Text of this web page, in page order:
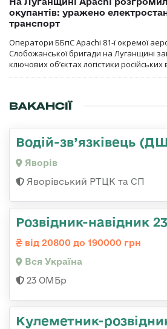
окупантів: уражено
транспорт
Оператори ББпС Apachi 81-ї окремої
Слобожанської бригади на Луганщині
ключових об’єктах логістики російських
ВАКАНСІЇ
Водій-зв’язківець
Яворів
Яворівський РТЦК та СП
Розвідник-навідник
від 20800 до 190000 грн
Вся Україна
23 ОМБр
Кулеметник-